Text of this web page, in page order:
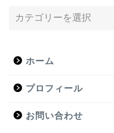
ホーム
プロフィール
お問い合わせ